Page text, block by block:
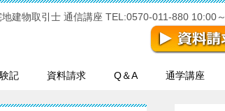
地建物取引士 通信講座 TEL:0570-011-880 10:00
記 資料請求 Q＆A 通学講座